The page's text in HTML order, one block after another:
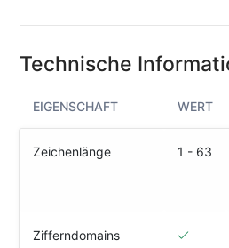
Responsible
Disclosure
creoline.com
Kundencenter
Technische
EIGENSCHAFT WERT
Zeichenlänge 1 - 63
Zifferndomains